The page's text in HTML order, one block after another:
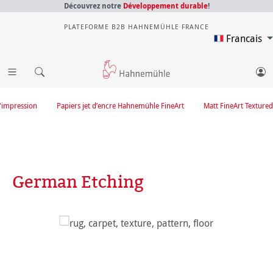
Découvrez notre Développement durable!
PLATEFORME B2B HAHNEMÜHLE FRANCE
Francais
Matt FineArt Textured
Papiers jet d’encre Hahnemühle FineArt
German Etching
Ignorer la galerie d'images